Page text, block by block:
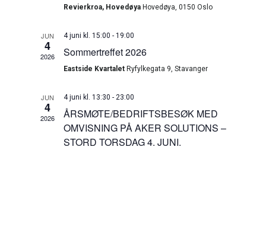
Revierkroa, Hovedøya Hovedøya, 0150 Oslo
JUN
4
2026
4 juni kl. 15:00 - 19:00
Sommertreffet 2026
Eastside Kvartalet Ryfylkegata 9, Stavanger
JUN
4
2026
4 juni kl. 13:30 -23:00
ÅRSMØTE/BEDRIFTSBESØK MED
OMVISNING PÅ AKER SOLUTIONS –
STORD TORSDAG 4. JUNI.